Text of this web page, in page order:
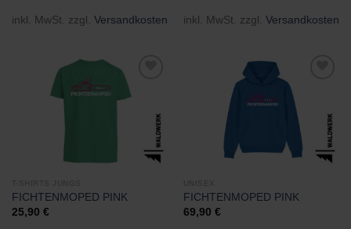
inkl. MwSt. zzgl. Versandkosten inkl. MwSt. zzgl. Versandkosten
Zu
Wunschliste
hinzufügen
T-SHIRTS JUNGS
FICHTENMOPED PINK
25,90 €
Wunschliste
hinzufügen
UNISEX
FICHTENMOPED PINK
69,90 €